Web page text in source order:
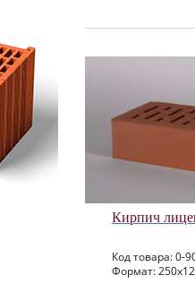
Кирпич
Код товара: 0-
Формат: